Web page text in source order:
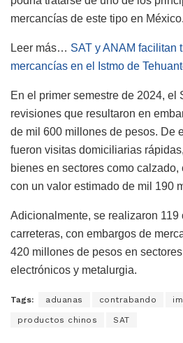
mercancías de este tipo en México.
Leer más… SAT y ANAM facilitan
mercancías en el Istmo de
En el primer semestre de 2024, el
revisiones que resultaron en
de mil 600 millones de pesos. De
fueron visitas domiciliarias
bienes en sectores como
con un valor estimado de mil 190
Adicionalmente, se realizaron 119
carreteras, con embargos de
420 millones de pesos en
electrónicos y metalurgia.
Tags: aduanas contrabando
productos chinos SAT